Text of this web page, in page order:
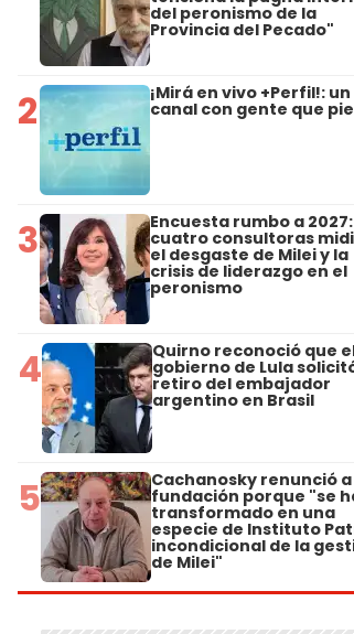
del peronismo de la
Provincia del Pecado"
2 ¡Mirá en vivo +Perfil!: un
canal con gente que
3 Encuesta rumbo a 2027:
cuatro consultoras
el desgaste de Milei y la
crisis de liderazgo en el
peronismo
4 Quirno reconoció que
gobierno de Lula
retiro del embajador
argentino en Brasil
5 Cachanosky renunció
fundación porque "se
transformado en una
especie de Instituto
incondicional de la
de Milei"